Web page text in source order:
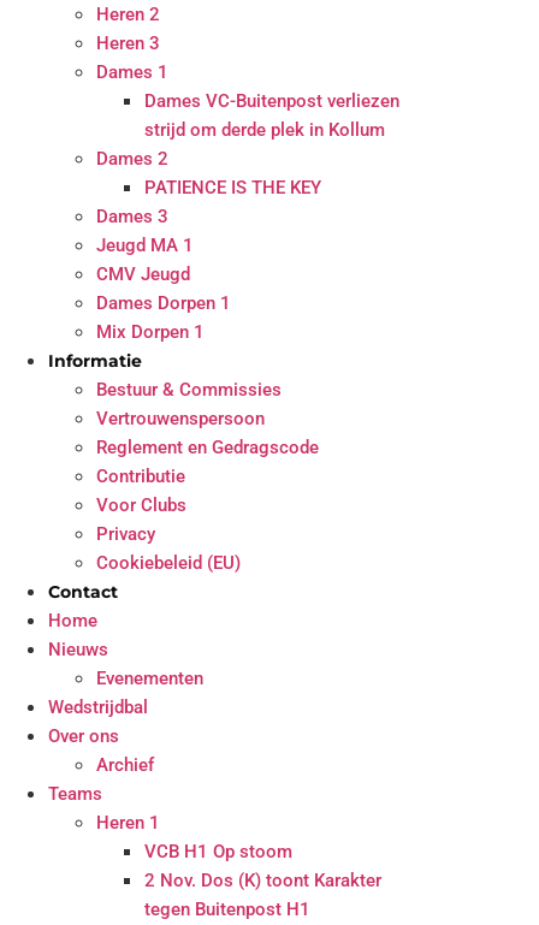
Heren 2
Heren 3
Dames 1
Dames VC-Buitenpost verliezen
strijd om derde plek in Kollum
Dames 2
PATIENCE IS THE KEY
Dames 3
Jeugd MA 1
CMV Jeugd
Dames Dorpen 1
Mix Dorpen 1
Informatie
Bestuur & Commissies
Vertrouwenspersoon
Reglement en Gedragscode
Contributie
Voor Clubs
Privacy
Cookiebeleid (EU)
Contact
Home
Nieuws
Evenementen
Wedstrijdbal
Over ons
Archief
Teams
Heren 1
VCB H1 Op stoom
2 Nov. Dos (K) toont Karakter
tegen Buitenpost H1